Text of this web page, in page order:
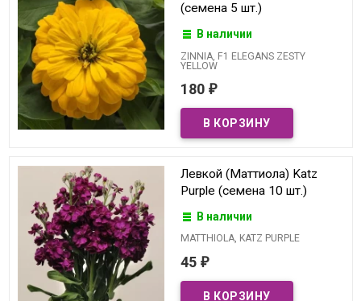
(семена 5 шт.)
В наличии
ZINNIA, F1 ELEGANS ZESTY
YELLOW
180 ₽
Левкой (Маттиола) Katz
Purple (семена 10 шт.)
В наличии
MATTHIOLA, KATZ PURPLE
45 ₽